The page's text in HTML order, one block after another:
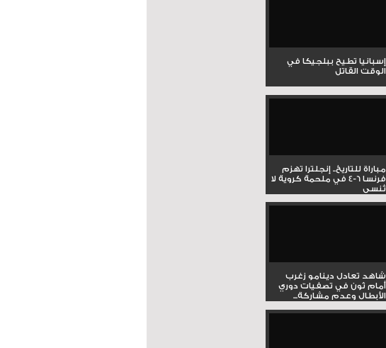
إسبانيا تطيح ببلجيكا في
الوقت القاتل
مباراة للتاريخ.. إنجلترا تهزم
فرنسا 6-4 في ملحمة كروية لا
تُنسى
شاهد تعادل دينامو زغرب
أمام ثون في تصفيات دوري
الأبطال وعدم مشاركة...